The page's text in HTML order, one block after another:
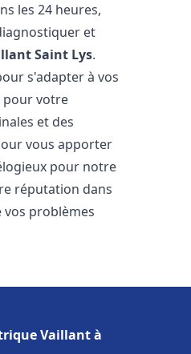
les 24 heures,
et
Saint Lys.
s'adapter à vos
pour votre
et des
vous apporter
pour notre
réputation dans
problèmes
Vaillant à